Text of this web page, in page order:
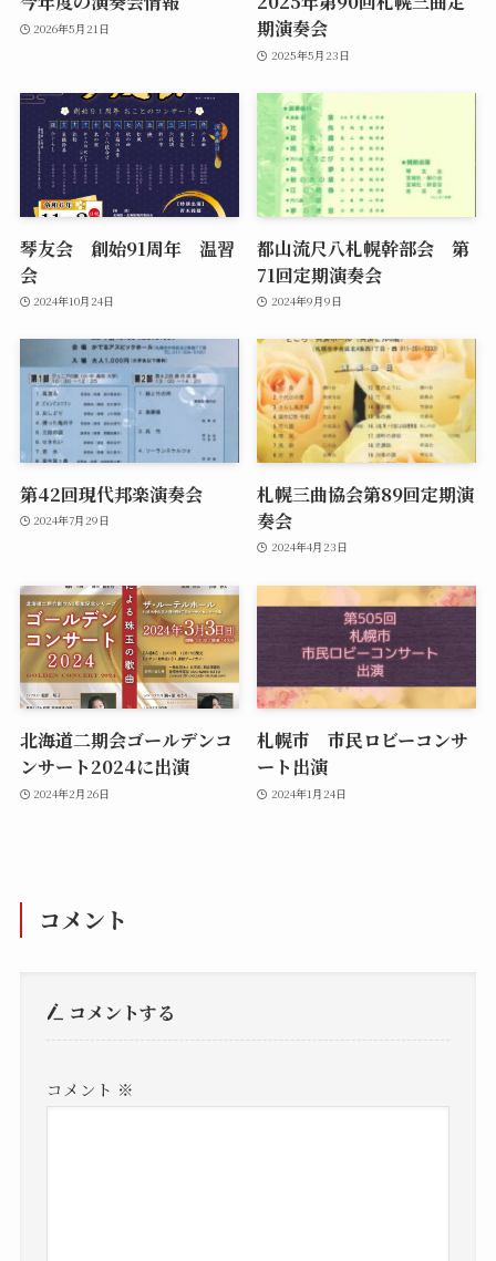
2026年5月21日
期演奏会
2025年5月23日
琴友会 創始91周年 温習
会
2024年10月24日
都山流尺八札幌幹部会 第
71回定期演奏会
2024年9月9日
第42回現代邦楽演奏会
2024年7月29日
札幌三曲協会第89回定期演
奏会
2024年4月23日
北海道二期会ゴールデンコ
ンサート2024に出演
2024年2月26日
札幌市 市民ロビーコンサ
ート出演
2024年1月24日
コメント
コメントする
コメント ※